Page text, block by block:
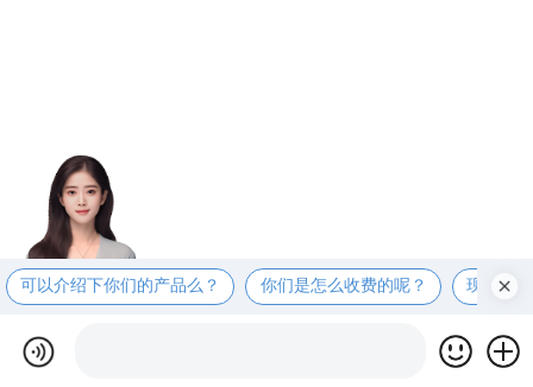
可以介绍下你们的产品么？ 你们是怎么收费的呢？ 现在有